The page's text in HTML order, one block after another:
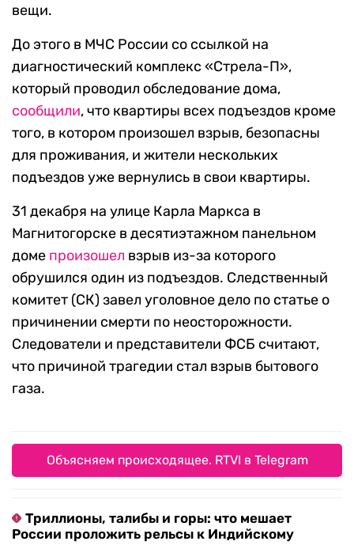
вещи.
До этого в МЧС России со ссылкой на
диагностический комплекс «Стрела-П»,
который проводил обследование дома,
сообщили, что квартиры всех подъездов кроме
того, в котором произошел взрыв, безопасны
для проживания, и жители нескольких
подъездов уже вернулись в свои квартиры.
31 декабря на улице Карла Маркса в
Магнитогорске в десятиэтажном панельном
доме произошел взрыв из-за которого
обрушился один из подъездов. Следственный
комитет (СК) завел уголовное дело по статье о
причинении смерти по неосторожности.
Следователи и представители ФСБ считают,
что причиной трагедии стал взрыв бытового
газа.
Объясняем происходящее. RTVI в Telegram
Триллионы, талибы и горы: что мешает
России проложить рельсы к Индийскому